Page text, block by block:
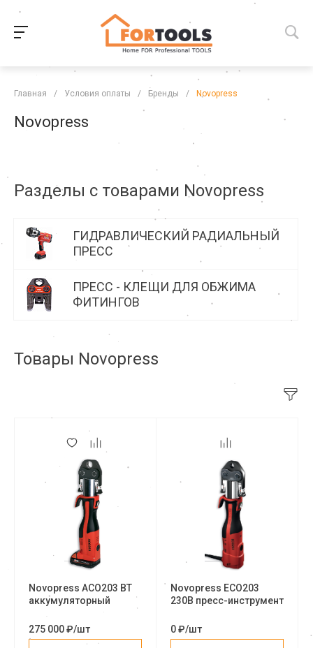
Главная / Условия оплаты / Бренды / Novopress
Novopress
Разделы с товарами Novopress
ГИДРАВЛИЧЕСКИЙ РАДИАЛЬНЫЙ
ПРЕСС
ПРЕСС - КЛЕЩИ ДЛЯ ОБЖИМА
ФИТИНГОВ
Товары Novopress
Novopress ACO203 BT
аккумуляторный
пресс-инструмент
275 000 ₽/шт
Novopress ECO203
230B пресс-инструмент
0 ₽/шт